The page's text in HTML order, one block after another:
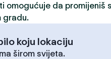
omogućuje da promijeniš
gradu.
koju lokaciju
širom svijeta.